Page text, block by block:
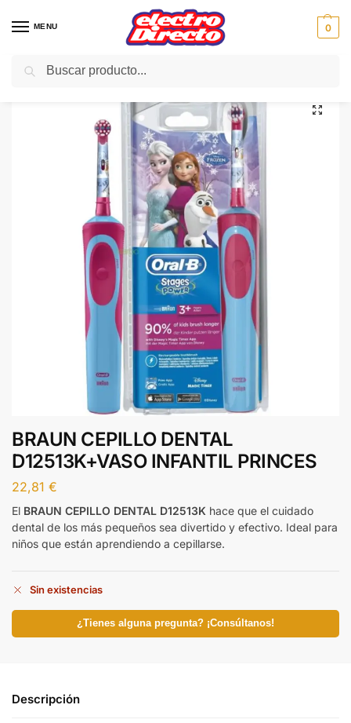
MENU 0
Inicio PAE / Cuidado personal
BRAUN CEPILLO DENTAL
D12513K+VASO INFANTIL PRINCES
22,81 €
El BRAUN CEPILLO DENTAL D12513K hace que el cuidado
dental de los más pequeños sea divertido y efectivo. Ideal para
niños que están aprendiendo a cepillarse.
Sin existencias
¿Tienes alguna pregunta? ¡Consúltanos!
Descripción